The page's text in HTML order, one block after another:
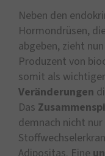
Neben den
Hormondrüsen,
abgeben, zieht
Produzent von
somit als
Veränderungen
Das
demnach nicht